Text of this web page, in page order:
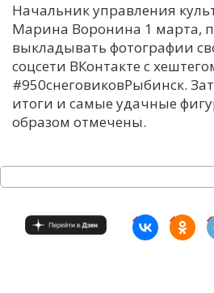
И
К
М
Н
Начальник управления
Марина Воронина 1 марта,
выкладывать фотографии
соцсети ВКонтакте с
#950снеговиковРыбинск.
итоги и самые удачные
образом отмечены.